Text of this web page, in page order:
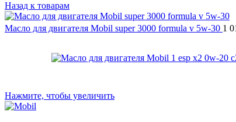
Назад к товарам
Масло для двигателя Mobil super 3000 formula v 5w-30 1
Нажмите, чтобы увеличить